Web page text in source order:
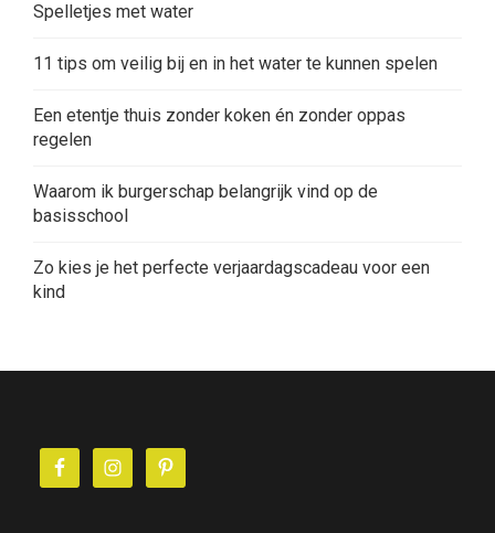
Spelletjes met water
11 tips om veilig bij en in het water te kunnen spelen
Een etentje thuis zonder koken én zonder oppas
regelen
Waarom ik burgerschap belangrijk vind op de
basisschool
Zo kies je het perfecte verjaardagscadeau voor een
kind